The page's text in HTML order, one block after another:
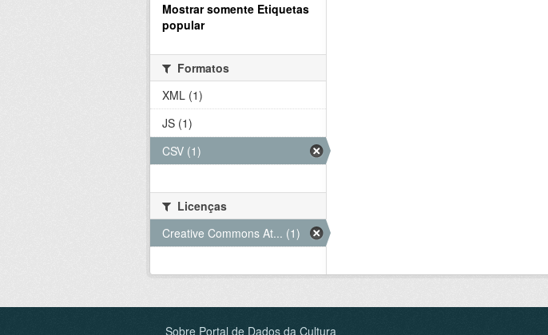
Mostrar somente Etiquetas
popular
Formatos
XML (1)
JS (1)
CSV (1)
Licenças
Creative Commons At... (1)
Sobre Portal de Dados da Cultura